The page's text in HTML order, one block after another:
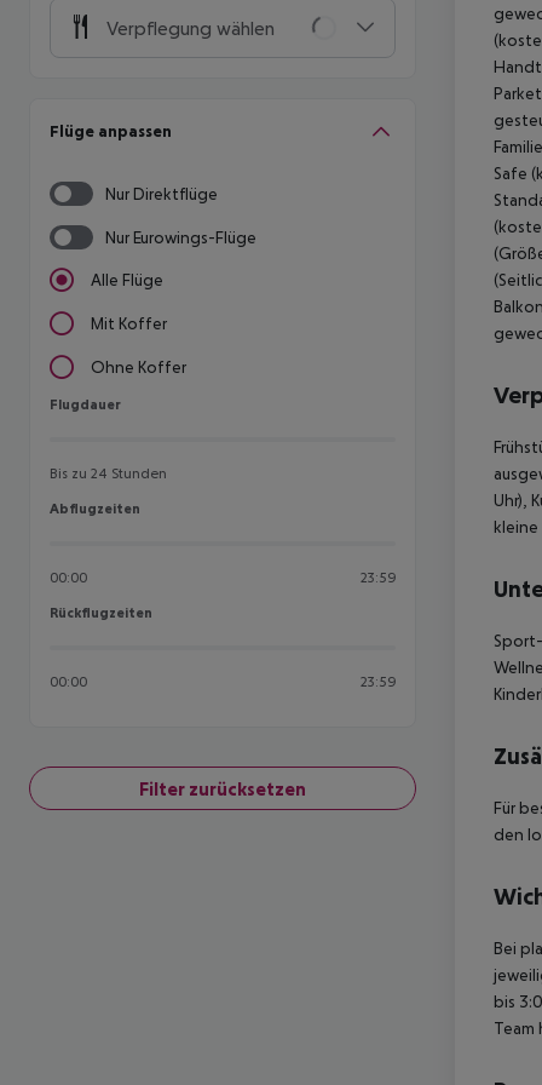
Verpflegung wählen
Flüge anpassen
Nur Direktflüge
Nur Eurowings-Flüge
Alle Flüge
Mit Koffer
Ohne Koffer
Flugdauer
Flugdauer
Bis zu 24 Stunden
Abflugzeiten
Abflugzeiten
00:00 23:59
Rückflugzeiten
Rückflugzeiten
00:00 23:59
Filter zurücksetzen
Safe
Uhr),
kleine
Für
den
Bei
bis
Team